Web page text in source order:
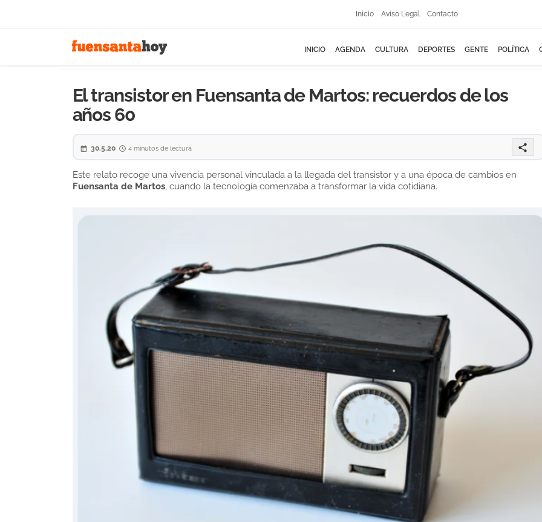
Inicio Aviso Legal Contacto
INICIO AGENDA CULTURA DEPORTES GENTE POLÍTICA
El transistor en Fuensanta de Martos: recuerdos de los
años 60
30.5.20 4 minutos de lectura share
Este relato recoge una vivencia personal vinculada a la llegada del transistor y a una época de cambios en
Fuensanta de Martos, cuando la tecnología comenzaba a transformar la vida cotidiana.